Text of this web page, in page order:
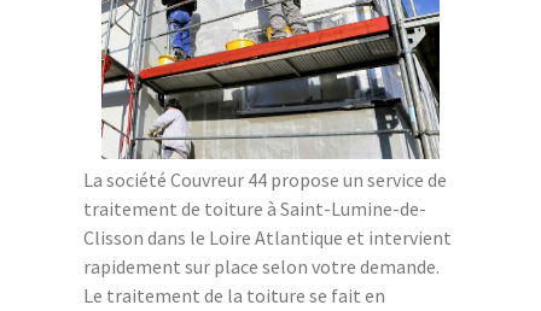
La société Couvreur 44 propose un service de
traitement de toiture à Saint-Lumine-de-
Clisson dans le Loire Atlantique et intervient
rapidement sur place selon votre demande.
Le traitement de la toiture se fait en